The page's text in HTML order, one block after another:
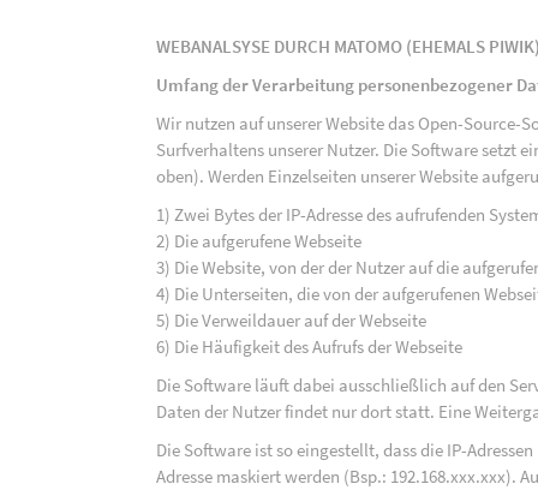
WEBANALSYSE DURCH MATOMO (EHEMALS
Umfang der Verarbeitung personenbezogener
Wir nutzen auf unserer Website das Open-Source-
Surfverhaltens unserer Nutzer. Die Software setzt
oben). Werden Einzelseiten unserer Website
1) Zwei Bytes der IP-Adresse des aufrufenden
2) Die aufgerufene Webseite
3) Die Website, von der der Nutzer auf die
4) Die Unterseiten, die von der aufgerufenen
5) Die Verweildauer auf der Webseite
6) Die Häufigkeit des Aufrufs der Webseite
Die Software läuft dabei ausschließlich auf den
Daten der Nutzer findet nur dort statt. Eine
Die Software ist so eingestellt, dass die IP-
Adresse maskiert werden (Bsp.: 192.168.xxx.xxx).